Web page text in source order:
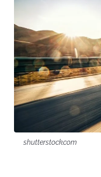
shutterstock.com